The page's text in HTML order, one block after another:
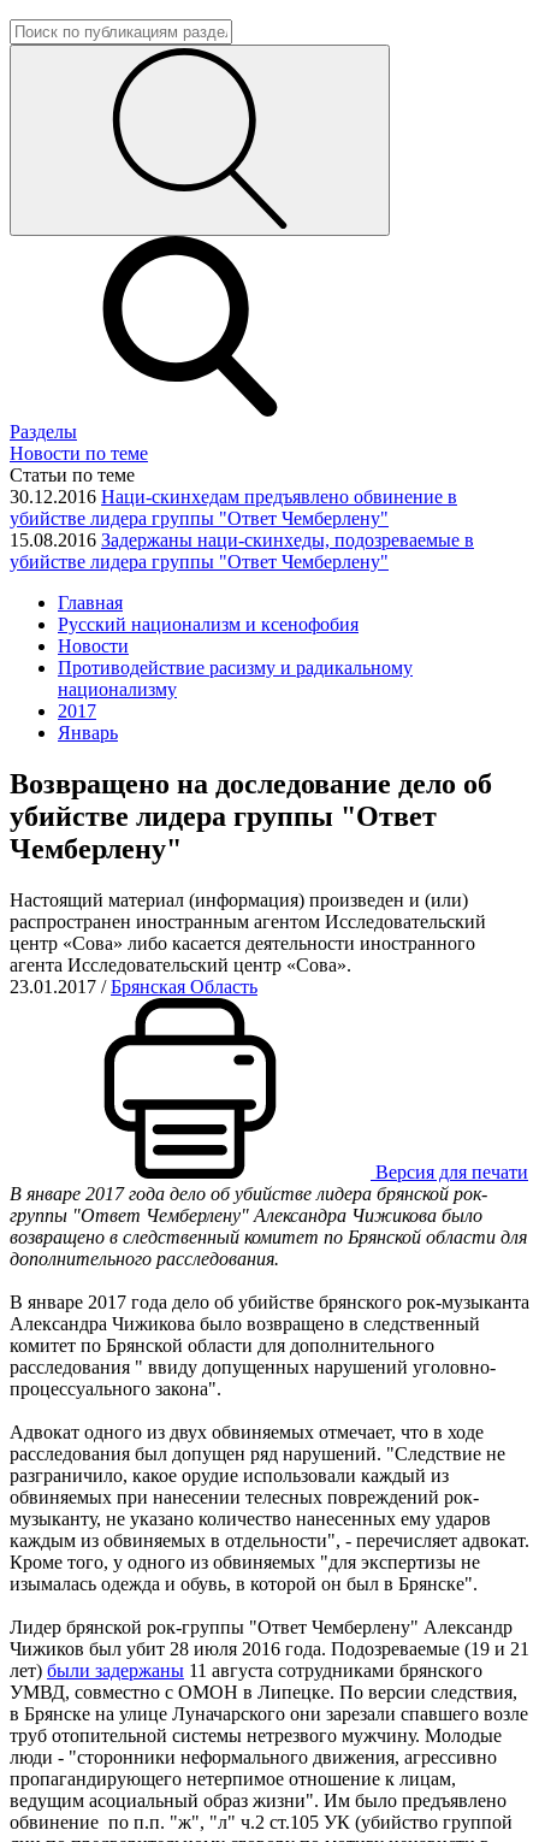
Разделы
Новости по теме
Статьи по теме
30.12.2016 Наци-скинхедам предъявлено обвинение в
убийстве лидера группы "Ответ Чемберлену"
15.08.2016 Задержаны наци-скинхеды, подозреваемые в
убийстве лидера группы "Ответ Чемберлену"
Главная
Русский национализм и ксенофобия
Новости
Противодействие расизму и радикальному
национализму
2017
Январь
Возвращено на доследование дело об
убийстве лидера группы "Ответ
Чемберлену"
Настоящий материал (информация) произведен и (или)
распространен иностранным агентом Исследовательский
центр «Сова» либо касается деятельности иностранного
агента Исследовательский центр «Сова».
23.01.2017 /Брянская Область
Версия для печати
В январе 2017 года дело об убийстве лидера брянской рок-
группы "Ответ Чемберлену" Александра Чижикова было
возвращено в следственный комитет по Брянской области для
дополнительного расследования.
В январе 2017 года дело об убийстве брянского рок-музыканта
Александра Чижикова было возвращено в следственный
комитет по Брянской области для дополнительного
расследования " ввиду допущенных нарушений уголовно-
процессуального закона".
Адвокат одного из двух обвиняемых отмечает, что в ходе
расследования был допущен ряд нарушений. "Следствие не
разграничило, какое орудие использовали каждый из
обвиняемых при нанесении телесных повреждений рок-
музыканту, не указано количество нанесенных ему ударов
каждым из обвиняемых в отдельности", - перечисляет адвокат.
Кроме того, у одного из обвиняемых "для экспертизы не
изымалась одежда и обувь, в которой он был в Брянске".
Лидер брянской рок-группы "Ответ Чемберлену" Александр
Чижиков был убит 28 июля 2016 года. Подозреваемые (19 и 21
лет) были задержаны 11 августа сотрудниками брянского
УМВД, совместно с ОМОН в Липецке. По версии следствия,
в Брянске на улице Луначарского они зарезали спавшего возле
труб отопительной системы нетрезвого мужчину. Молодые
люди - "сторонники неформального движения, агрессивно
пропагандирующего нетерпимое отношение к лицам,
ведущим асоциальный образ жизни". Им было предъявлено
обвинение по п.п. "ж", "л" ч.2 ст.105 УК (убийство группой